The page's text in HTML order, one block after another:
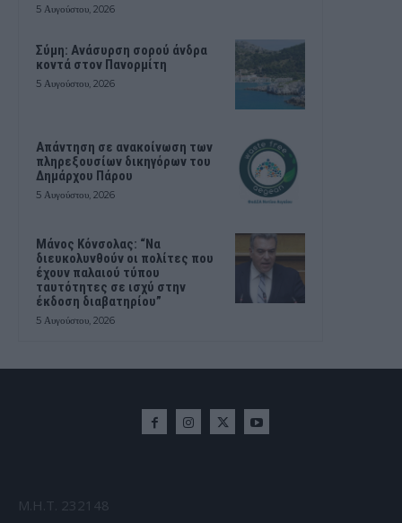
5 Αυγούστου, 2026
Σύμη: Ανάσυρση σορού άνδρα
κοντά στον Πανορμίτη
5 Αυγούστου, 2026
Απάντηση σε ανακοίνωση των
πληρεξουσίων δικηγόρων του
Δημάρχου Πάρου
5 Αυγούστου, 2026
Μάνος Κόνσολας: “Να
διευκολυνθούν οι πολίτες που
έχουν παλαιού τύπου
ταυτότητες σε ισχύ στην
έκδοση διαβατηρίου”
5 Αυγούστου, 2026
Μ.Η.Τ. 232148